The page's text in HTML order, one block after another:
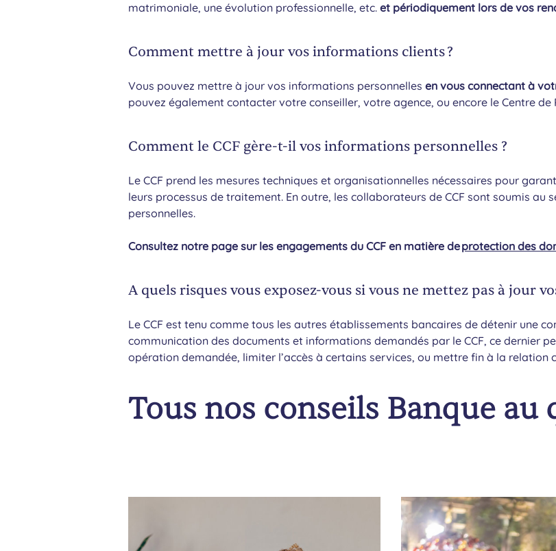
matrimoniale, une évolution professionnelle, etc. et périodiquement lors de vos
Comment mettre à jour vos informations clients ?
Vous pouvez mettre à jour vos informations personnelles en vous connectant à
pouvez également contacter votre conseiller, votre agence, ou encore le Centre de
Comment le CCF gère-t-il vos informations personnelles ?
Le CCF prend les mesures techniques et organisationnelles nécessaires pour
leurs processus de traitement. En outre, les collaborateurs de CCF sont soumis
personnelles.
Consultez notre page sur les engagements du CCF en matière deprotection des
A quels risques vous exposez-vous si vous ne mettez pas à jour
Le CCF est tenu comme tous les autres établissements bancaires de détenir une
communication des documents et informations demandés par le CCF, ce dernier
opération demandée, limiter l’accès à certains services, ou mettre fin à la relation
Tous nos conseils Banque